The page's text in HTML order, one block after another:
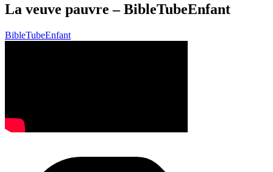
La veuve pauvre – BibleTubeEnfant
BibleTubeEnfant